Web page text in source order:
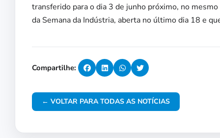
transferido para o dia 3 de junho próximo, no
da Semana da Indústria, aberta no último dia 18 e
Compartilhe:
← VOLTAR PARA TODAS AS NOTÍCIAS